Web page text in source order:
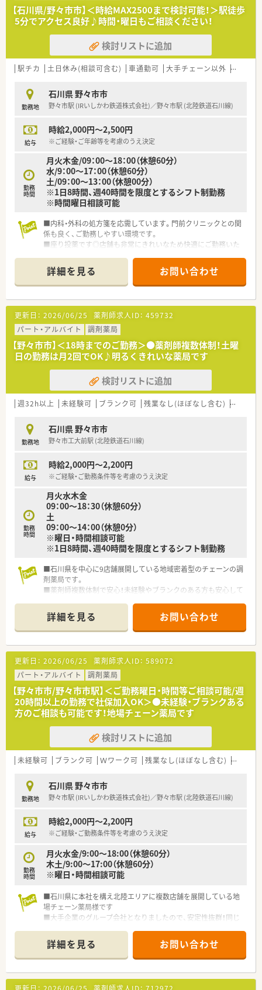
【石川県/野々市市】＜時給MAX2500まで検討可能！＞駅徒歩
5分でアクセス良好♪時間・曜日もご相談ください！
検討リストに追加
駅チカ 土日休み(相談可含む) 車通勤可 大手チェーン以外 ~18時
勤務地
石川県 野々市市
野々市駅 (IRいしかわ鉄道株式会社)／野々市駅 (北陸鉄道石川線)
給与
時給2,000円～2,500円
※ご経験・ご年齢等を考慮のうえ決定
勤務
時間
月火木金/09：00～18：00（休憩60分）
水/9：00～17：00（休憩60分）
土/09：00～13：00（休憩00分）
※1日8時間、週40時間を限度とするシフト制勤務
※時間曜日相談可能
■内科・外科の処方箋を応需しています。門前クリニックとの関
係も良く、ご勤務しやすい環境です。
■座り投薬です◎店舗も非常にきれいなため快適にご勤務いた
■ご年齢・ご経験を考慮し、≪高時給2500円≫も検討可能です！
お気軽にお問い合わせください
■午前のみ扶養内～フルタイムでご勤務されたい方など、幅広く
募集中です◎
詳細を見る お問い合わせ
更新日： 2026/06/25 薬剤師求人ID： 459732
パート・アルバイト
調剤薬局
【野々市市】＜18時までのご勤務＞●薬剤師複数体制！土曜
日の勤務は月2回でOK♪明るくきれいな薬局です
検討リストに追加
週32h以上 未経験可 ブランク可 残業なし(ほぼなし含む) 車通勤
勤務地
石川県 野々市市
野々市工大前駅 (北陸鉄道石川線)
給与
時給2,000円～2,200円
※ご経験・ご勤務条件等を考慮のうえ決定
勤務
時間
月火水木金
09：00～18：30（休憩60分）
土
09：00～14：00（休憩0分）
※曜日・時間相談可能
※1日8時間、週40時間を限度とするシフト制勤務
■石川県を中心に9店舗展開している地域密着型のチェーンの調
剤薬局です。
■薬剤師複数体制で安心！未経験やブランクのある方も安心して
■制服貸与・定期健康診断・従業員割引制度など福利厚生も整っ
ております。
■離職率は低く、様々な年代の方がご活躍している会社です。
■電子薬歴や分包機など設備面も充実しており、お仕事しやすい
環境を整えております。
詳細を見る お問い合わせ
更新日： 2026/06/25 薬剤師求人ID： 589072
パート・アルバイト
調剤薬局
【野々市市/野々市市駅】＜ご勤務曜日・時間等ご相談可能/週
20時間以上の勤務で社保加入OK＞●未経験・ブランクある
方のご相談も可能です！地場チェーン薬局です
検討リストに追加
未経験可 ブランク可 Ｗワーク可 残業なし(ほぼなし含む) 車通勤
勤務地
石川県 野々市市
野々市駅 (IRいしかわ鉄道株式会社)／野々市駅 (北陸鉄道石川線)
給与
時給2,000円～2,200円
※ご経験・ご勤務条件等を考慮のうえ決定
勤務
時間
月火水金/9:00～18:00（休憩60分）
木土/9:00～17:00（休憩60分）
※曜日・時間相談可能
■石川県に本社を構え北陸エリアに複数店舗を展開している地
場チェーン薬局様です
■大手企業のグループ会社となりましたので、安定性抜群！同じ
■ご勤務時間・曜日のご相談も可能です！ご希望お気軽にお聞か
せください
詳細を見る お問い合わせ